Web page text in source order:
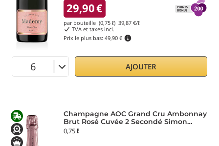
29,90€
par bouteille (0,75 ℓ) 39,87 €/ℓ
TVA et taxes incl.
Prix le plus bas: 49,90 €
AJOUTER
Champagne AOC Grand Cru Ambonnay
Brut Rosé Cuvée 2 Secondé Simon
Laurier
0,75 ℓ